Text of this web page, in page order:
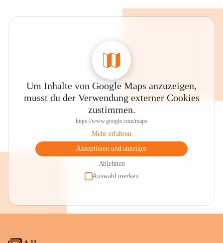
Um Inhalte von Google Maps anzuzeigen,
musst du der Verwendung externer Cookies
zustimmen.
https://www.google.com/maps
Mehr erfahren
Akzeptieren und anzeigen
Ablehnen
Auswahl merken